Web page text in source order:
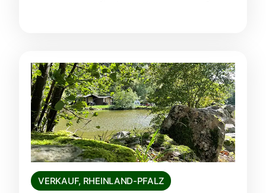
VERKAUF, RHEINLAND-PFALZ